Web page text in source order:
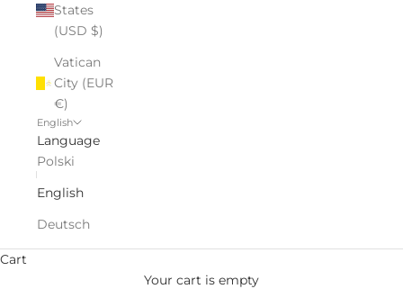
States
(USD $)
Vatican
City (EUR
€)
English
Language
Polski
English
Deutsch
Cart
Your cart is empty